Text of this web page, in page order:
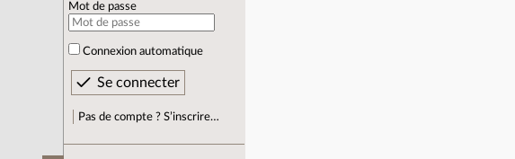
Mot de passe
Connexion automatique
Pas de compte ? S’inscrire…